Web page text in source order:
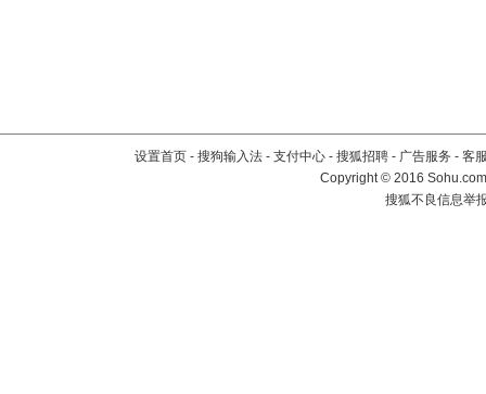
设置首页 - 搜狗输入法 - 支付中心 - 搜狐招聘 - 广告服务 - 客
Copyright©2016
搜狐不良信息举